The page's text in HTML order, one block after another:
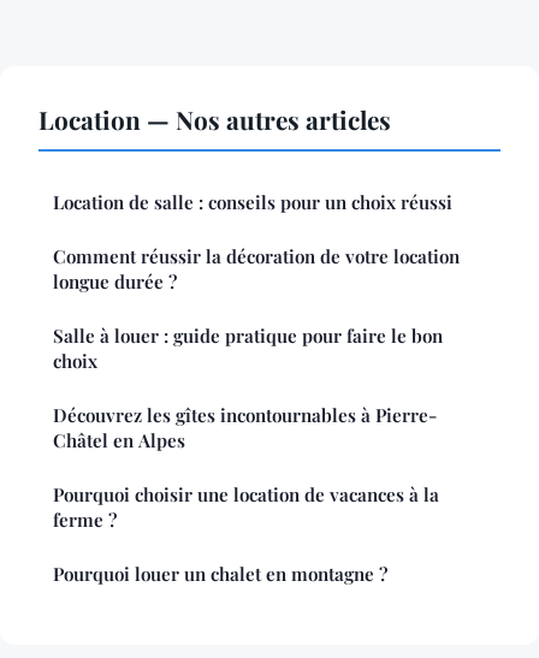
Location — Nos autres articles
Location de salle : conseils pour un choix réussi
Comment réussir la décoration de votre location
longue durée ?
Salle à louer : guide pratique pour faire le bon
choix
Découvrez les gîtes incontournables à Pierre-
Châtel en Alpes
Pourquoi choisir une location de vacances à la
ferme ?
Pourquoi louer un chalet en montagne ?